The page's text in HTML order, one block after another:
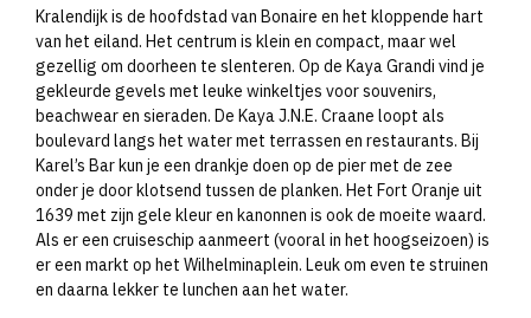
Kralendijk is de hoofdstad van Bonaire en het kloppende hart
van het eiland. Het centrum is klein en compact, maar wel
gezellig om doorheen te slenteren. Op de Kaya Grandi vind je
gekleurde gevels met leuke winkeltjes voor souvenirs,
beachwear en sieraden. De Kaya J.N.E. Craane loopt als
boulevard langs het water met terrassen en restaurants. Bij
Karel’s Bar kun je een drankje doen op de pier met de zee
onder je door klotsend tussen de planken. Het Fort Oranje uit
1639 met zijn gele kleur en kanonnen is ook de moeite waard.
Als er een cruiseschip aanmeert (vooral in het hoogseizoen) is
er een markt op het Wilhelminaplein. Leuk om even te struinen
en daarna lekker te lunchen aan het water.